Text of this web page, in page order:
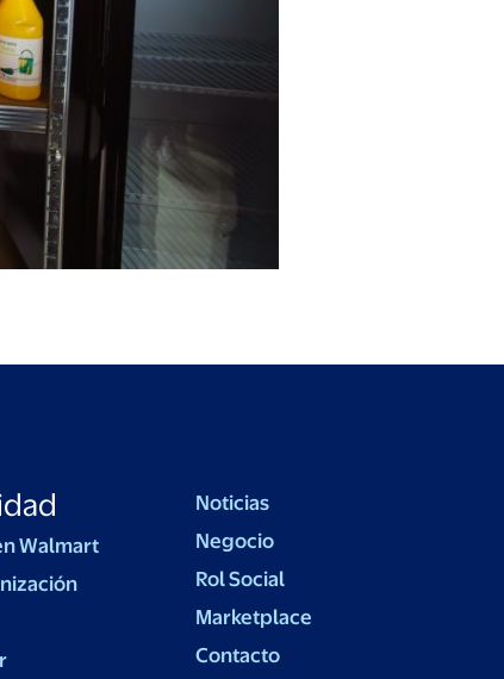
Walmart
Noticias
Negocio
Rol Social
Marketplace
Contacto